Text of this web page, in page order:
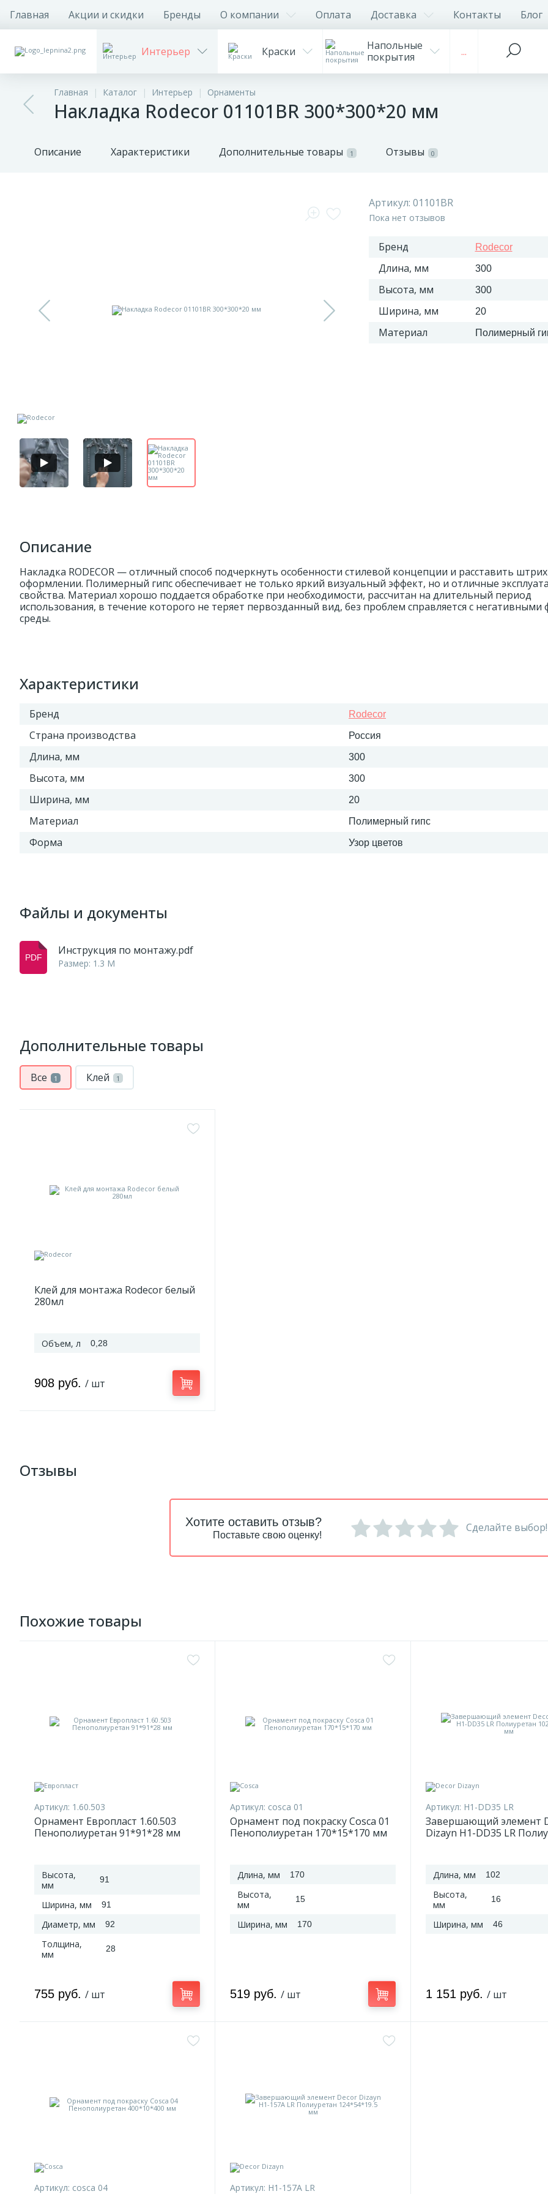
Главная Акции и скидки Бренды О компании Оплата Доставка Контакты Блог
Интерьер Краски
Напольные
покрытия
...
Главная Каталог Интерьер Орнаменты
Накладка Rodecor 01101BR 300*300*20 мм
Описание Характеристики Дополнительные товары 1 Отзывы 0
Артикул: 01101BR
Пока нет отзывов
Бренд Rodecor
Длина, мм 300
Высота, мм 300
Ширина, мм 20
Материал Полимерный
Описание
Накладка RODECOR — отличный способ подчеркнуть особенности стилевой концепции и расставить
оформлении. Полимерный гипс обеспечивает не только яркий визуальный эффект, но и отличные
свойства. Материал хорошо поддается обработке при необходимости, рассчитан на длительный период
использования, в течение которого не теряет первозданный вид, без проблем справляется с негативными
среды.
Характеристики
Бренд Rodecor
Страна производства Россия
Длина, мм 300
Высота, мм 300
Ширина, мм 20
Материал Полимерный гипс
Форма Узор цветов
Файлы и документы
Инструкция по монтажу.pdf
Размер: 1.3 M
Дополнительные товары
Все 1 Клей 1
Клей для монтажа Rodecor белый
280мл
Объем, л 0,28
908 руб. / шт
Отзывы
Хотите оставить отзыв?
Поставьте свою оценку!
Сделайте выбор!
Похожие товары
Артикул: 1.60.503
Орнамент Европласт 1.60.503
Пенополиуретан 91*91*28 мм
Высота,
мм
91
Ширина, мм 91
Диаметр, мм 92
Толщина,
мм
28
755 руб. / шт
Артикул: cosca 01
Орнамент под покраску Cosca 01
Пенополиуретан 170*15*170 мм
Длина, мм 170
Высота,
мм
15
Ширина, мм 170
519 руб. / шт
Артикул: H1-DD35 LR
Завершающий элемент
Dizayn H1-DD35 LR
Длина, мм 102
Высота,
мм
16
Ширина, мм 46
1 151 руб. / шт
Артикул: cosca 04 Артикул: H1-157A LR